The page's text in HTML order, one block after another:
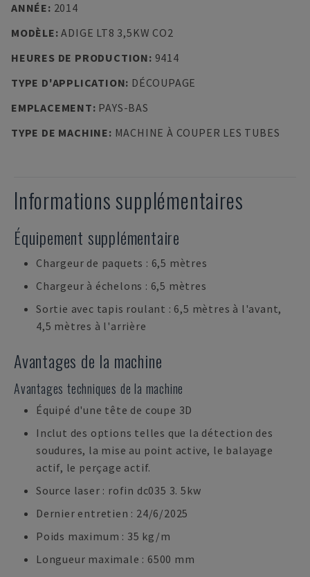
ANNÉE: 2014
MODÈLE:ADIGE LT8 3,5KW CO2
HEURES DE PRODUCTION: 9414
TYPE D'APPLICATION: DÉCOUPAGE
EMPLACEMENT: PAYS-BAS
TYPE DE MACHINE: MACHINE À COUPER LES TUBES
Informations supplémentaires
Équipement supplémentaire
Chargeur de paquets : 6,5 mètres
Chargeur à échelons : 6,5 mètres
Sortie avec tapis roulant : 6,5 mètres à l'avant,
4,5 mètres à l'arrière
Avantages de la machine
Avantages techniques de la machine
Équipé d'une tête de coupe 3D
Inclut des options telles que la détection des
soudures, la mise au point active, le balayage
actif, le perçage actif.
Source laser : rofin dc035 3. 5kw
Dernier entretien : 24/6/2025
Poids maximum : 35 kg/m
Longueur maximale : 6500 mm